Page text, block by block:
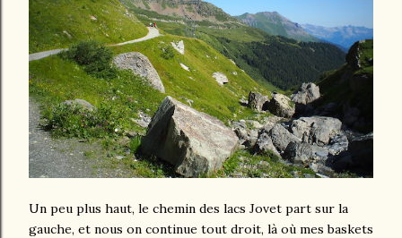
Un peu plus haut, le chemin des lacs Jovet part sur la
gauche, et nous on continue tout droit, là où mes baskets